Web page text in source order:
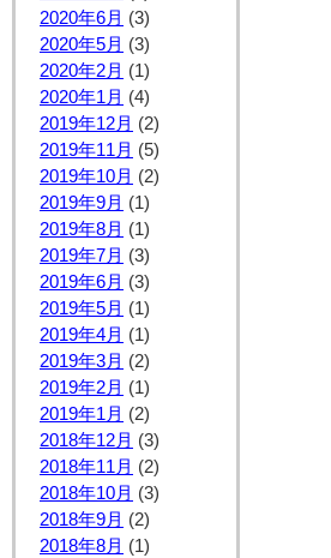
2020年6月 (3)
2020年5月 (3)
2020年2月 (1)
2020年1月 (4)
2019年12月 (2)
2019年11月 (5)
2019年10月 (2)
2019年9月 (1)
2019年8月 (1)
2019年7月 (3)
2019年6月 (3)
2019年5月 (1)
2019年4月 (1)
2019年3月 (2)
2019年2月 (1)
2019年1月 (2)
2018年12月 (3)
2018年11月 (2)
2018年10月 (3)
2018年9月 (2)
2018年8月 (1)